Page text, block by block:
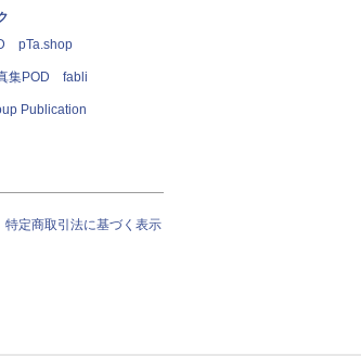
pTa.shop
集POD fabli
Publication
特定商取引法に基づく表示